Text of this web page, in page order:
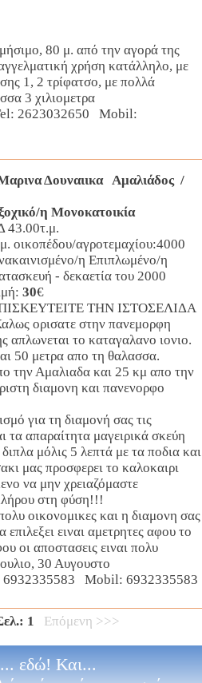
80 μ. από την αγορά της
χρήση κατάλληλο, με
1, 2 τρίφατσο, με πολλά
3 χιλιομετρα
2623032650 Mobil:
Δουναιικα Αμαλιάδος /
η Μονοκατοικία
43.00τ.μ.
οικοπέδου/αγροτεμαχίου:4000
η Επιπλωμένο/η
- δεκαετία του 2000
30€
ΤΗΝ ΙΣΤΟΣΕΛΙΔΑ
ορισατε στην πανεμορφη
το καταγαλανο ιονιο.
50 μετρα απο τη θαλασσα.
την Αμαλιαδα και 25 κμ απο την
διαμονη και πανενορφο
για τη διαμονή σας τις
τα απαραίτητα μαγειρικά σκεύη
μόλις 5 λεπτά με τα ποδια και
μας προσφερει το καλοκαιρι
να μην χρειαζόμαστε
στη φύση!!!
οικονομικες και η διαμονη σας
ειναι αμετρητες αφου το
οι αποστασεις ειναι πολυ
30 Αυγουστο
6932335583 Mobil: 6932335583
1 Επόμενη >>>
εδώ! Και...